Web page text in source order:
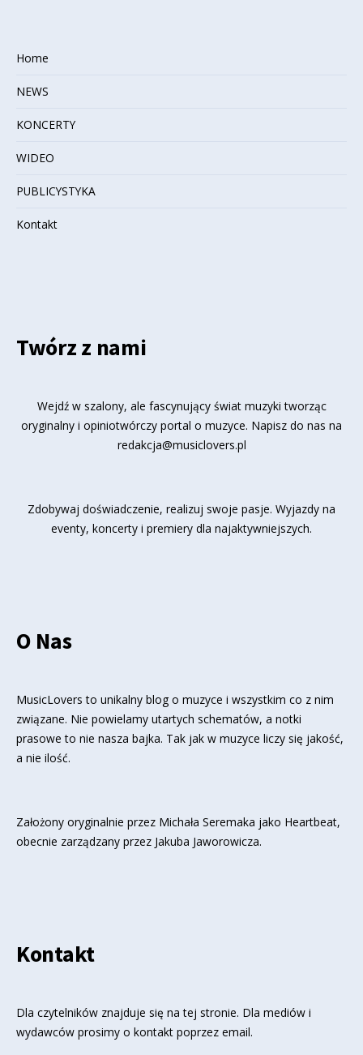
Home
NEWS
KONCERTY
WIDEO
PUBLICYSTYKA
Kontakt
Twórz z nami
Wejdź w szalony, ale fascynujący świat muzyki tworząc
oryginalny i opiniotwórczy portal o muzyce. Napisz do nas na
redakcja@musiclovers.pl
Zdobywaj doświadczenie, realizuj swoje pasje. Wyjazdy na
eventy, koncerty i premiery dla najaktywniejszych.
O Nas
MusicLovers to unikalny blog o muzyce i wszystkim co z nim
związane. Nie powielamy utartych schematów, a notki
prasowe to nie nasza bajka. Tak jak w muzyce liczy się jakość,
a nie ilość.
Założony oryginalnie przez Michała Seremaka jako Heartbeat,
obecnie zarządzany przez Jakuba Jaworowicza.
Kontakt
Dla czytelników znajduje się na tej stronie. Dla mediów i
wydawców prosimy o kontakt poprzez email.